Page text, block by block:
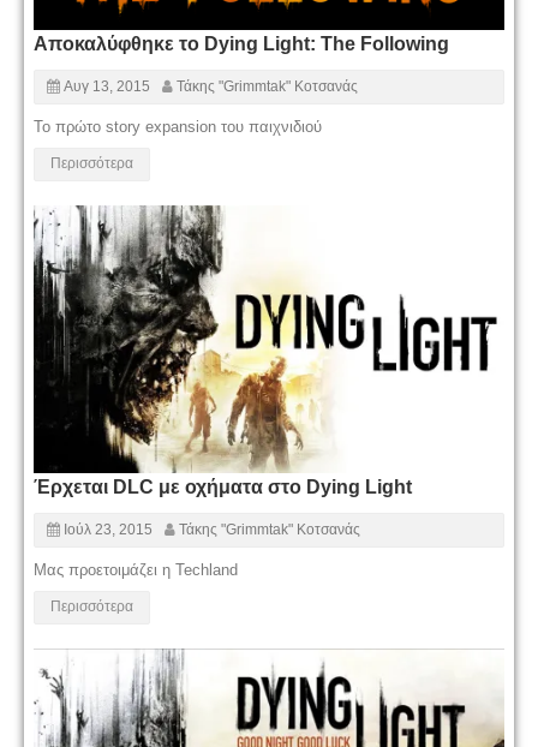
Αποκαλύφθηκε το Dying Light: The Following
Αυγ 13, 2015 Τάκης "Grimmtak" Κοτσανάς
Το πρώτο story expansion του παιχνιδιού
Περισσότερα
Έρχεται DLC με οχήματα στο Dying Light
Ιούλ 23, 2015 Τάκης "Grimmtak" Κοτσανάς
Μας προετοιμάζει η Techland
Περισσότερα